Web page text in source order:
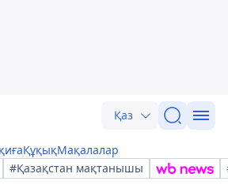
Қаз
ҚұқықМақалалар
#Қазақстан мақтанышы